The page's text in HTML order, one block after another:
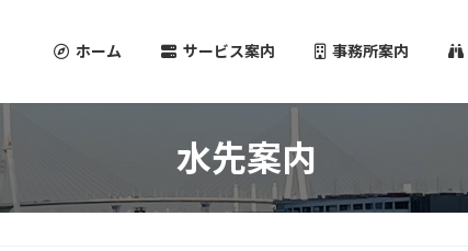
ホーム サービス案内 事務所案内
水先案内